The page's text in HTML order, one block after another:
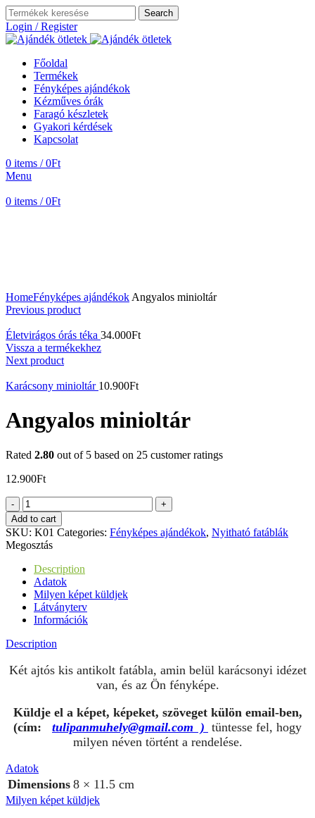
Search
Login / Register
Főoldal
Termékek
Fényképes ajándékok
Kézműves órák
Faragó készletek
Gyakori kérdések
Kapcsolat
0 items / 0Ft
Menu
0 items / 0Ft
HomeFényképes ajándékok Angyalos minioltár
Previous product
Életvirágos órás téka 34.000Ft
Vissza a termékekhez
Next product
Karácsony minioltár 10.900Ft
Angyalos minioltár
Rated 2.80 out of 5 based on 25 customer ratings
12.900Ft
Angyalos
minioltár
quantity
Add to cart
SKU: K01 Categories: Fényképes ajándékok, Nyitható fatáblák
Megosztás
Description
Adatok
Milyen képet küldjek
Látványterv
Információk
Description
Két ajtós kis antikolt fatábla, amin belül karácsonyi idézet
van, és az Ön fényképe.
Küldje el a képet, képeket, szöveget külön email-ben,
(cím: tulipanmuhely@gmail.com ) tüntesse fel, hogy
milyen néven történt a rendelése.
Adatok
Dimensions 8 × 11.5 cm
Milyen képet küldjek